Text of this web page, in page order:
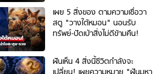
เผย 5 สิ่งของ ตามความเชื่อวา
สตู "วางใต้หมอน" นอนรับ
ทรัพย์-ปัดเป่าสิ่งไม่ดีข้ามคืน!
ฝันเห็น 4 สิ่งนี้ชีวิตกำลังจะ
เปลี่ยน! เผยความหมาย "ฝันมหา